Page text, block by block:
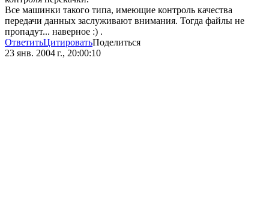
Все машинки такого типа, имеющие контроль качества
передачи данных заслуживают внимания. Тогда файлы не
пропадут... наверное :) .
ОтветитьЦитироватьПоделиться
23 янв. 2004 г., 20:00:10